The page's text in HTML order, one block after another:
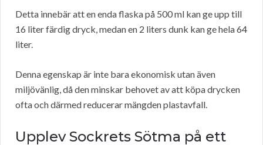
Detta innebär att en enda flaska på 500 ml kan ge upp till
16 liter färdig dryck, medan en 2 liters dunk kan ge hela 64
liter.
Denna egenskap är inte bara ekonomisk utan även
miljövänlig, då den minskar behovet av att köpa drycken
ofta och därmed reducerar mängden plastavfall.
Upplev Sockrets Sötma på ett